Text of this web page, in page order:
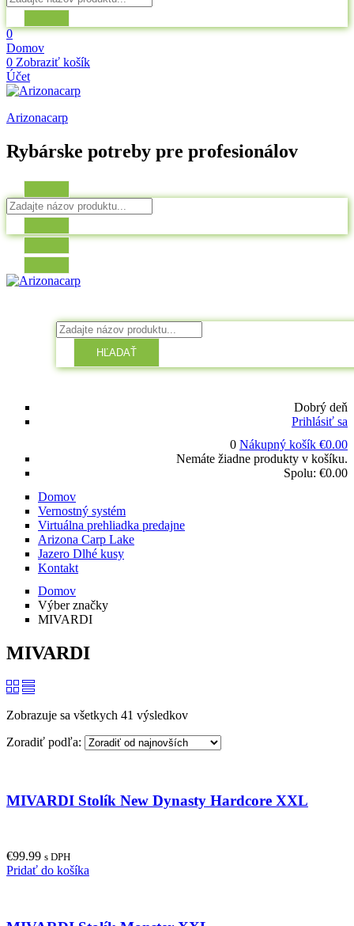
0
Domov
0 Zobraziť košík
Účet
Arizonacarp
Rybárske potreby pre profesionálov
HĽADAŤ
Dobrý deň
Prihlásiť sa
0 Nákupný košík €0.00
Nemáte žiadne produkty v košíku.
Spolu: €0.00
Domov
Vernostný systém
Virtuálna prehliadka predajne
Arizona Carp Lake
Jazero Dlhé kusy
Kontakt
Domov
Výber značky
MIVARDI
MIVARDI
Zobrazuje sa všetkych 41 výsledkov
Zoradiť podľa:
MIVARDI Stolík New Dynasty Hardcore XXL
€99.99 s DPH
Pridať do košíka